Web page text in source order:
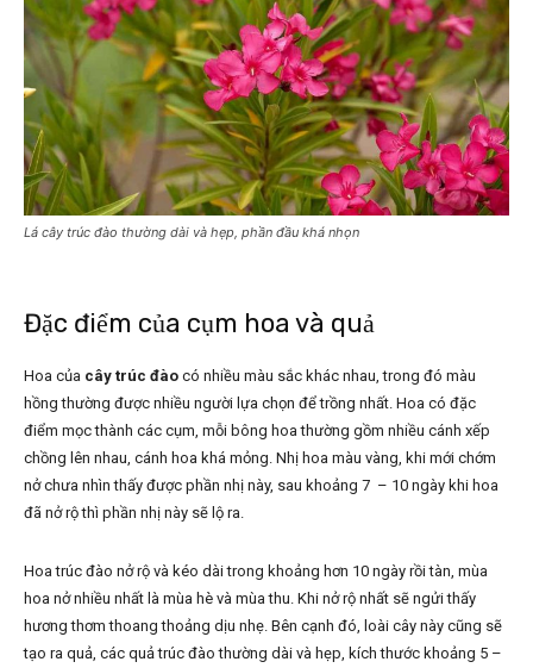
Lá cây trúc đào thường dài và hẹp, phần đầu khá nhọn
Đặc điểm của cụm hoa và quả
Hoa của cây trúc đào có nhiều màu sắc khác nhau, trong đó màu
hồng thường được nhiều người lựa chọn để trồng nhất. Hoa có đặc
điểm mọc thành các cụm, mỗi bông hoa thường gồm nhiều cánh xếp
chồng lên nhau, cánh hoa khá mỏng. Nhị hoa màu vàng, khi mới chớm
nở chưa nhìn thấy được phần nhị này, sau khoảng 7 – 10 ngày khi hoa
đã nở rộ thì phần nhị này sẽ lộ ra.
Hoa trúc đào nở rộ và kéo dài trong khoảng hơn 10 ngày rồi tàn, mùa
hoa nở nhiều nhất là mùa hè và mùa thu. Khi nở rộ nhất sẽ ngửi thấy
hương thơm thoang thoảng dịu nhẹ. Bên cạnh đó, loài cây này cũng sẽ
tạo ra quả, các quả trúc đào thường dài và hẹp, kích thước khoảng 5 –